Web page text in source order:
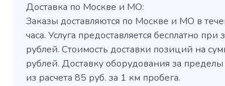
Холодильный шкаф Polair
Доставка по Москве и МО:
Заказы доставляются по Москве и МО в
часа. Услуга предоставляется бесплатно
рублей. Стоимость доставки позиций на
рублей. Доставку оборудования за
из расчета 85 руб. за 1 км пробега.